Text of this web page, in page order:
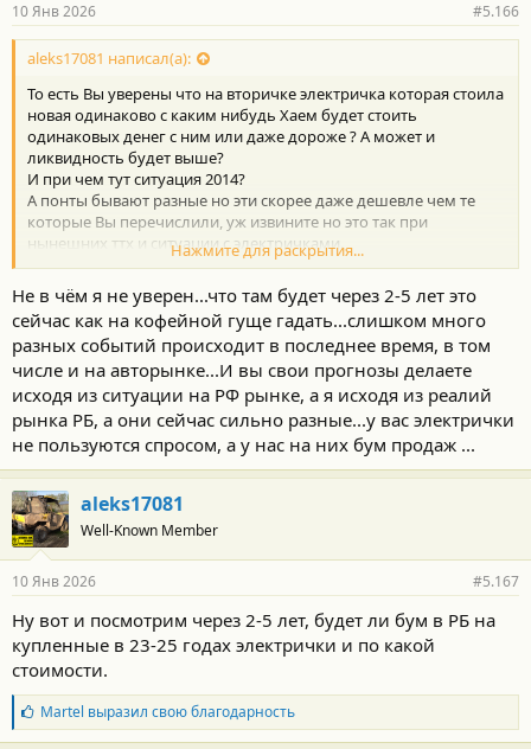
н
о
с
и
:
10 Янв 2026 #5.166
aleks17081 написал(а):
То есть Вы уверены что на вторичке электричка которая стоила
новая одинаково с каким нибудь Хаем будет стоить
одинаковых денег с ним или даже дороже ? А может и
ликвидность будет выше?
И при чем тут ситуация 2014?
А понты бывают разные но эти скорее даже дешевле чем те
которые Вы перечислили, уж извините но это так при
нынешних ттх и ситуации с электричками.
Не спорю, может когда то и измениться все круто но пока так
как есть....
И если это все круто измениться при вашей жизни, вот тогда Вы
сможете сказать что первым знали об этом и стояли у
истоков)))
Нажмите для раскрытия...
Не в чём я не уверен...что там будет через 2-5 лет это
сейчас как на кофейной гуще гадать...слишком много
разных событий происходит в последнее время, в том
числе и на авторынке...И вы свои прогнозы делаете
исходя из ситуации на РФ рынке, а я исходя из реалий
рынка РБ, а они сейчас сильно разные...у вас электрички
не пользуются спросом, а у нас на них бум продаж ...
aleks17081
Well-Known Member
10 Янв 2026 #5.167
Ну вот и посмотрим через 2-5 лет, будет ли бум в РБ на
купленные в 23-25 годах электрички и по какой
стоимости.
Б
л
Martel выразил свою благодарность